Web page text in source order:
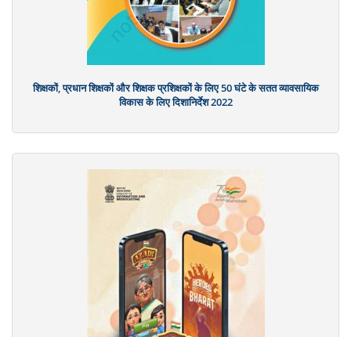
शिक्षकों, प्रधान शिक्षकों और शिक्षक प्रशिक्षकों के लिए 50 घंटे के सतत व्यावसायिक
विकास के लिए दिशानिर्देश 2022